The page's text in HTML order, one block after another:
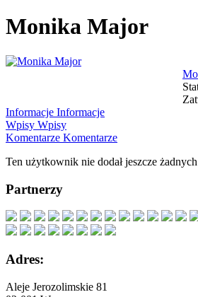
Monika Major
Informacje Informacje
Wpisy Wpisy
Komentarze Komentarze
Ten użytkownik nie dodał jeszcze
Partnerzy
Adres:
Aleje Jerozolimskie 81